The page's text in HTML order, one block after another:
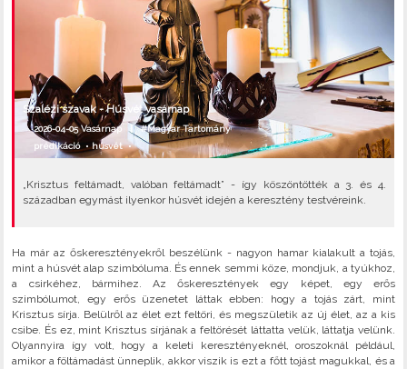
Szalézi szavak - Húsvét vasárnap
2026-04-05 Vasárnap |#Magyar Tartomány
prédikáció•húsvét•
„Krisztus feltámadt, valóban feltámadt” - így köszöntötték a 3. és 4.
században egymást ilyenkor húsvét idején a keresztény testvéreink.
Ha már az őskeresztényekről beszélünk - nagyon hamar kialakult a tojás,
mint a húsvét alap szimbóluma. És ennek semmi köze, mondjuk, a tyúkhoz,
a csirkéhez, bármihez. Az őskeresztények egy képet, egy erős
szimbólumot, egy erős üzenetet láttak ebben: hogy a tojás zárt, mint
Krisztus sírja. Belülről az élet ezt feltöri, és megszületik az új élet, az a kis
csibe. És ez, mint Krisztus sírjának a feltörését láttatta velük, láttatja velünk.
Olyannyira így volt, hogy a keleti keresztényeknél, oroszoknál például,
amikor a föltámadást ünneplik, akkor viszik is ezt a főtt tojást magukkal, és a